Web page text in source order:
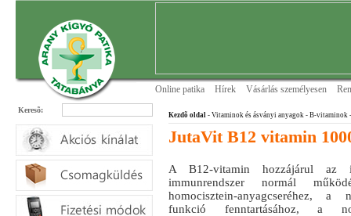
Online patika Hírek Vásárlás személyesen
Keresõ:
Kezdõ oldal - Vitaminok és ásványi anyagok - B-vitaminok
JutaVit B12 vitamin
A B12-vitamin hozzájárul az
immunrendszer normál
homocisztein-anyagcseréhez, a
funkció fenntartásához, a